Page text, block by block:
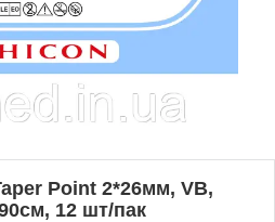
Point 2*26мм, VB,
12 шт/пак